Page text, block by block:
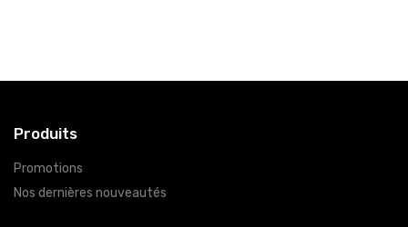
Produits
Promotions
Nos dernières nouveautés